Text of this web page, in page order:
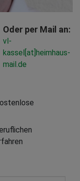
Oder per Mail an:
vl-
kassel[at]heimhaus-
mail.de